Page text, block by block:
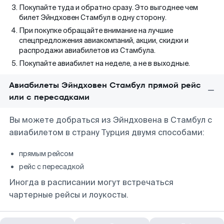
Покупайте туда и обратно сразу. Это выгоднее чем
билет Эйндховен Стамбул в одну сторону.
При покупке обращайте внимание на лучшие
спецпредложения авиакомпаний, акции, скидки и
распродажи авиабилетов из Стамбула.
Покупайте авиабилет на неделе, а не в выходные.
Авиабилеты Эйндховен Стамбул прямой рейс
или с пересадками
Вы можете добраться из Эйндховена в Стамбул с
авиабилетом в страну Турция двумя способами:
прямым рейсом
рейс с пересадкой
Иногда в расписании могут встречаться
чартерные рейсы и лоукосты.